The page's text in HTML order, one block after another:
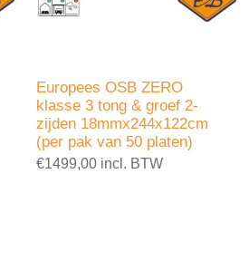
Europees OSB ZERO
klasse 3 tong & groef 2-
zijden 18mmx244x122cm
(per pak van 50 platen)
€1499,00 incl. BTW